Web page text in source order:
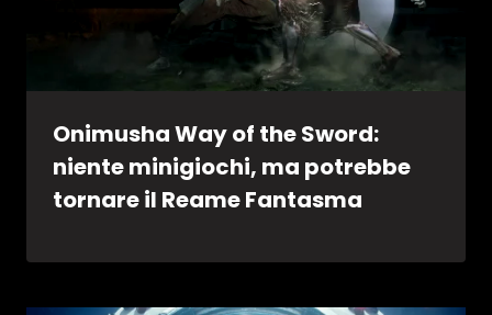
Onimusha Way of the Sword:
niente minigiochi, ma potrebbe
tornare il Reame Fantasma